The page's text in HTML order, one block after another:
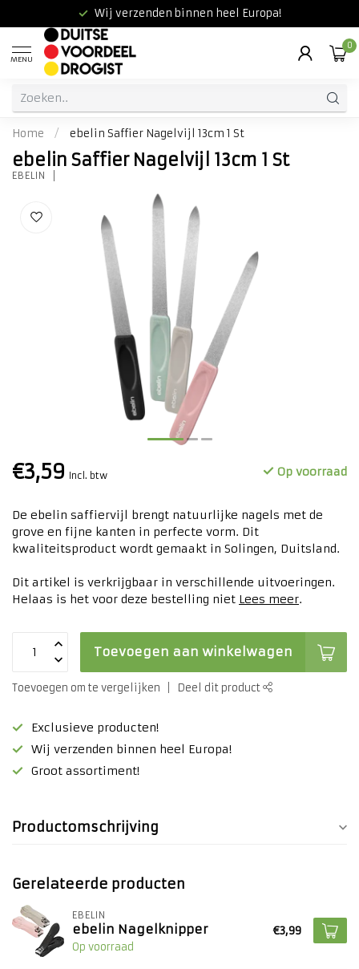
Wij verzenden binnen heel Europa!
MENU
0
Home / ebelin Saffier Nagelvijl 13cm 1 St
ebelin Saffier Nagelvijl 13cm 1 St
EBELIN
€3,59 Incl. btw Op voorraad
De ebelin saffiervijl brengt natuurlijke nagels met de
grove en fijne kanten in perfecte vorm. Dit
kwaliteitsproduct wordt gemaakt in Solingen, Duitsland.
Dit artikel is verkrijgbaar in verschillende uitvoeringen.
Helaas is het voor deze bestelling niet Lees meer.
Toevoegen aan winkelwagen
Toevoegen om te vergelijken Deel dit product
Exclusieve producten!
Wij verzenden binnen heel Europa!
Groot assortiment!
Productomschrijving
Gerelateerde producten
EBELIN
ebelin Nagelknipper
Op voorraad
€3,99